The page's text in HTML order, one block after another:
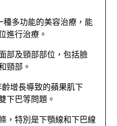
種多功能的美容治療，能
進行治療。
部及頸部部位，包括臉
頸部。
增長導致的蘋果肌下
下巴等問題。
，特別是下顎線和下巴線